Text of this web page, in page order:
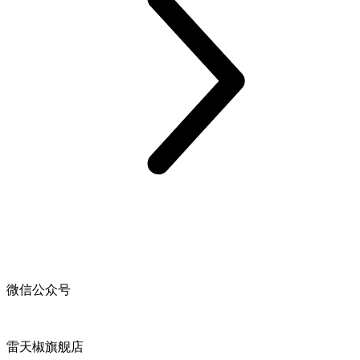
微信公众号
雷天椒旗舰店